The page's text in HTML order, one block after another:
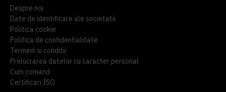
Despre noi
Date de identificare ale societatii
Politica cookie
Politica de confidentialitate
Termeni si conditii
Prelucrarea datelor cu caracter personal
Cum comand
Certificari ISO